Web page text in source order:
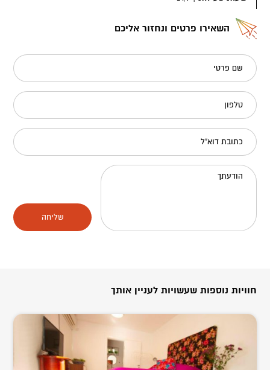
השאירו פרטים ונחזור אליכם
שם פרטי
טלפון
כתובת דוא"ל
הודעתך
שליחה
חוויות נוספות שעשויות לעניין אותך